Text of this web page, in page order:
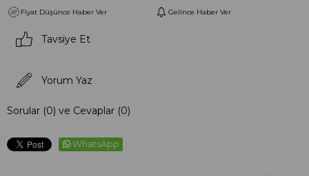
Fiyat Düşünce Haber Ver
Gelince Haber Ver
Tavsiye Et
Yorum Yaz
Sorular (0) ve Cevaplar (0)
WhatsApp